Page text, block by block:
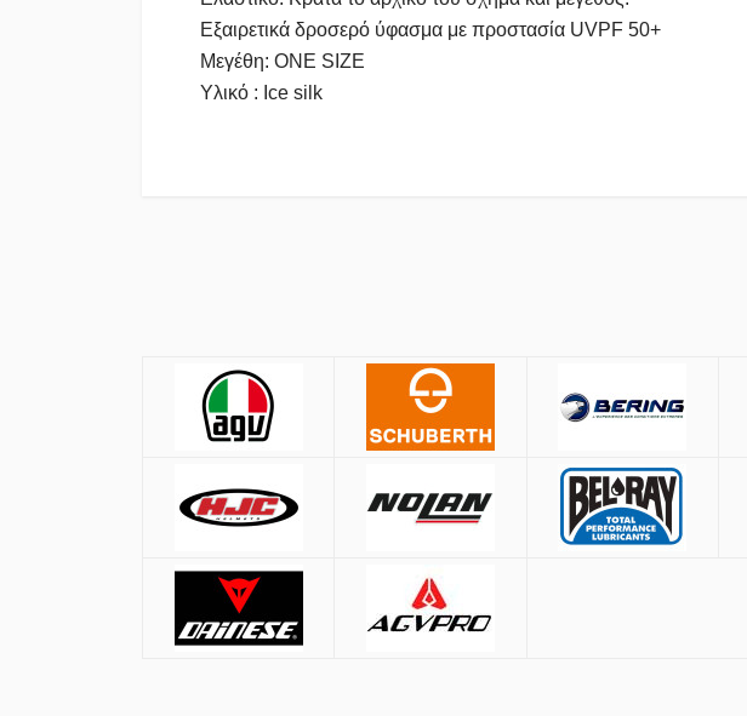
Εξαιρετικά δροσερό ύφασμα με προστασία UVPF 50+
Μεγέθη: ONE SIZE
Υλικό : Ice silk
Όλες οι αποστολές πραγματοποιούνται μέσω ACS
Αθήνα:
2.90€
1.50€
Δωρεάν μεταφορικά για παραγγελίες άνω των